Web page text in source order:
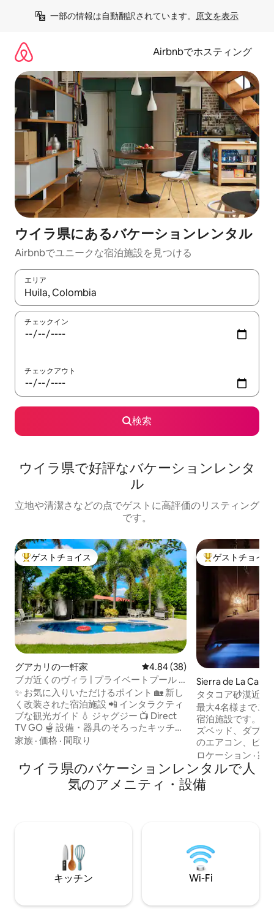
一部の情報は自動翻訳されています。 原文を表示
Airbnbでホスティング
ウイラ県にあるバケーションレンタル
Airbnbでユニークな宿泊施設を見つける
エリア
検索結果が表示されたら、上下の矢印キーを使って移動するか
チェックイン
チェックアウト
検索
ウイラ県で好評なバケーションレンタ
ル
立地や清潔さなどの点でゲストに高評価のリスティング
です。
大好評のゲストチョイスです。
ゲストチョイス
グアカリの一軒家 レビュー38件、5つ星中4.84つ
4.84 (38)
ブガ近くのヴィラ | プライベートプール +
ジャグジー
✨ お気に入りいただけるポイント 🏡 新し
く改装された宿泊施設 📲 インタラクティ
ブな観光ガイド 💧 ジャグジー 📺 Direct
TV GO 🫕 設備・器具のそろったキッチン
🧖🏾 個室トルコ式バスルーム 👩‍💼 24時間
立したエリアで） 💦 屋外シャワー付きス
イミングプール •💆🏽‍♀️ マッサージサービス
（追加料金） 🏓卓球台、サッカー場、ボ
家族 · 価格 · 間取り
大好評のゲスト
ゲストチョイス
Sierra de La
ス
タタコア砂漠近く
ル/朝食
最大4名様までご
宿泊施設です。専
ズベッド、ダブ
のエアコン、ビデ
システムをお楽
る自転車2台で探
体験を楽しんだり
的な朝食で1日を
か1時間の距離に
静けさ、冒険、快
す。
ロケーション ·家
ウイラ県のバケーションレンタルで人
気のアメニティ・設備
キッチン Wi-Fi